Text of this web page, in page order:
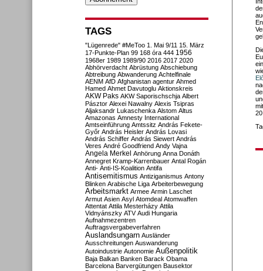
TAGS
"Lügenrede" #MeToo 1. Mai 9/11 15. März
17-Punkte-Plan 99 168 óra 444 1956
1968er 1989 1989/90 2016 2017 2020
Abhörverdacht Abrüstung Abschiebung
Abtreibung Abwanderung Achtelfinale
AENM AfD Afghanistan agentur Ahmed
Hamed Ahmet Davutoglu Aktionskreis
AKW Paks AKW Saporischschja Albert
Pásztor Alexei Nawalny Alexis Tsipras
Aljaksandr Lukaschenka Alstom Altus
Amazonas Amnesty International
Amtseinführung Amtssitz András Fekete-
Győr András Heisler András Lovasi
András Schiffer András Siewert András
Veres André Goodfriend Andy Vajna
Angela Merkel Anhörung Anna Donáth
Annegret Kramp-Karrenbauer Antal Rogán
Anti- Anti-IS-Koalition Antifa
Antisemitismus Antiziganismus Antony
Blinken Arabische Liga Arbeiterbewegung
Arbeitsmarkt Armee Armin Laschet
Armut Asien Asyl Atomdeal Atomwaffen
Attentat Attila Mesterházy Attila
Vidnyánszky ATV Audi Hungaria
Aufnahmezentren
Auftragsvergabeverfahren
Auslandsungarn Ausländer
Ausschreitungen Auswanderung
Autoindustrie Autonomie Außenpolitik
Baja Balkan Banken Barack Obama
Barcelona Barvergütungen Bausektor